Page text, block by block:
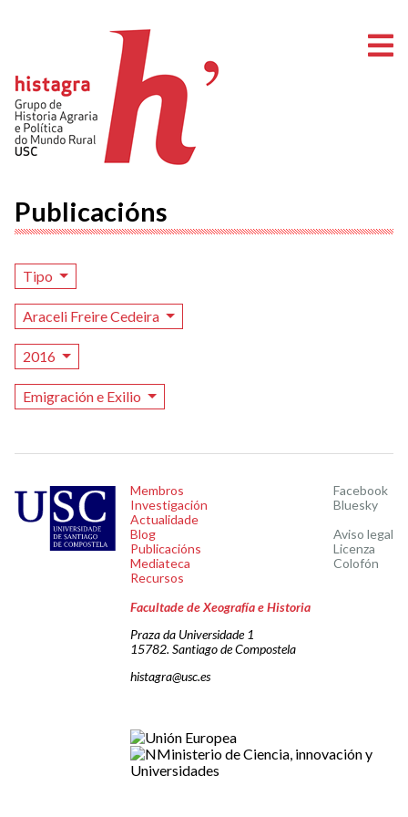
Publicacións
Tipo
Araceli Freire Cedeira
2016
Emigración e Exilio
Membros
Investigación
Actualidade
Blog
Publicacións
Mediateca
Recursos
Facebook
Bluesky
Aviso legal
Licenza
Colofón
Facultade de Xeografía e Historia
Praza da Universidade 1
15782. Santiago de Compostela
histagra@usc.es